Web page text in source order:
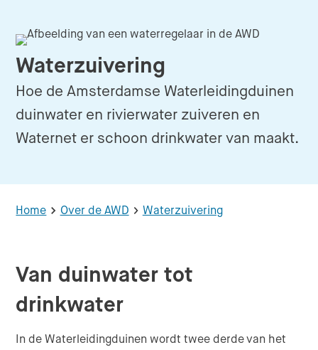
Waterzuivering
Hoe de Amsterdamse Waterleidingduinen
duinwater en rivierwater zuiveren en
Waternet er schoon drinkwater van maakt.
Home Over de AWD Waterzuivering
Van duinwater tot
drinkwater
In de Waterleidingduinen wordt twee derde van het